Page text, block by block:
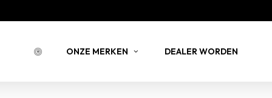
ONZE MERKEN DEALER WORDEN